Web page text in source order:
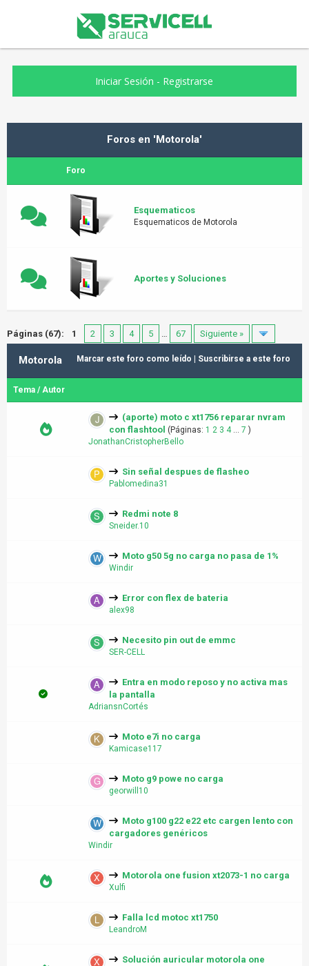
Iniciar Sesión - Registrarse
Foros en 'Motorola'
Foro
Esquematicos
Esquematicos de Motorola
Aportes y Soluciones
Páginas (67): 1 2 3 4 5 … 67 Siguiente »
Marcar este foro como leído Suscribirse a este foro
Motorola
Tema /Autor
(aporte) moto c xt1756 reparar nvram
con flashtool (Páginas: 1 2 3 4 ... 7 )
JonathanCristopherBello
Sin señal despues de flasheo
Pablomedina31
Redmi note 8
Sneider.10
Moto g50 5g no carga no pasa de 1%
Windir
Error con flex de bateria
alex98
Necesito pin out de emmc
SER-CELL
Entra en modo reposo y no activa mas
la pantalla
AdriansnCortés
Moto e7i no carga
Kamicase117
Moto g9 powe no carga
georwill10
Moto g100 g22 e22 etc cargen lento con
cargadores genéricos
Windir
Motorola one fusion xt2073-1 no carga
Xulfi
Falla lcd motoc xt1750
LeandroM
Solución auricular motorola one